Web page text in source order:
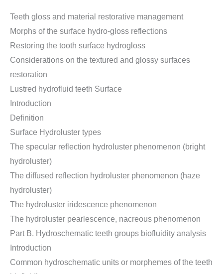
Teeth gloss and material restorative management
Morphs of the surface hydro-gloss reflections
Restoring the tooth surface hydrogloss
Considerations on the textured and glossy surfaces
restoration
Lustred hydrofluid teeth Surface
Introduction
Definition
Surface Hydroluster types
The specular reflection hydroluster phenomenon (bright
hydroluster)
The diffused reflection hydroluster phenomenon (haze
hydroluster)
The hydroluster iridescence phenomenon
The hydroluster pearlescence, nacreous phenomenon
Part B. Hydroschematic teeth groups biofluidity analysis
Introduction
Common hydroschematic units or morphemes of the teeth